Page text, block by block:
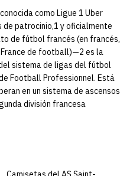
como Ligue 1 Uber
de patrocinio,1​​ y oficialmente
de fútbol francés (en francés,
France de football)—2​ es la
sistema de ligas del fútbol
Football Professionnel. Está
en un sistema de ascensos
división francesa